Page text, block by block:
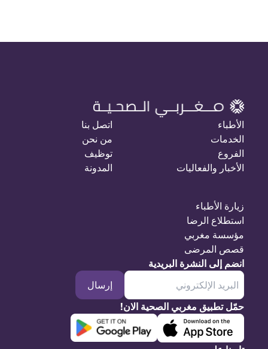
الأطباء
الخدمات
الفروع
الأخبار والفعاليات
اتصل بنا
من نحن
توظيف
المدونة
زيارة الأطباء
استطلاع الرضا
مؤسسة مغربي
قصص المرضى
انضم إلى النشرة البريدية
إرسال
حمّل تطبيق مغربي الصحية الان!